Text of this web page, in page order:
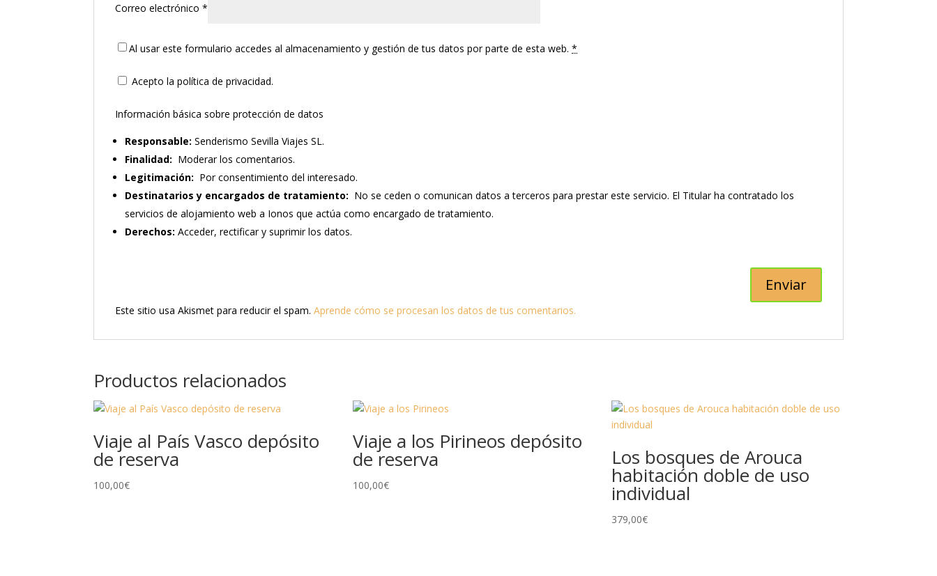
Correo electrónico*
Al usar este formulario accedes al almacenamiento y gestión de tus datos por parte de esta web.*
Acepto la política de privacidad.
Información básica sobre protección de datos
Responsable: Senderismo Sevilla Viajes SL.
Finalidad: Moderar los comentarios.
Legitimación: Por consentimiento del interesado.
Destinatarios y encargados de tratamiento: No se ceden o comunican datos a terceros para prestar este servicio. El Titular ha contratado los
servicios de alojamiento web a Ionos que actúa como encargado de tratamiento.
Derechos: Acceder, rectificar y suprimir los datos.
Este sitio usa Akismet para reducir el spam.Aprende cómo se procesan los datos de tus comentarios.
Productos relacionados
Viaje al País Vasco depósito
de reserva
100,00€
Viaje a los Pirineos depósito
de reserva
100,00€
Los bosques de Arouca
habitación doble de uso
individual
379,00€